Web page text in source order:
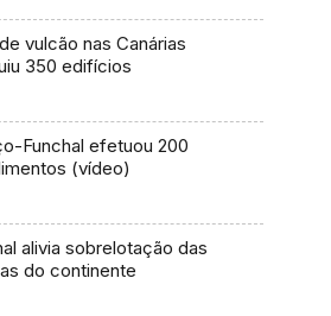
vulcão nas Canárias
350 edifícios
Funchal efetuou 200
(vídeo)
alivia sobrelotação das
do continente